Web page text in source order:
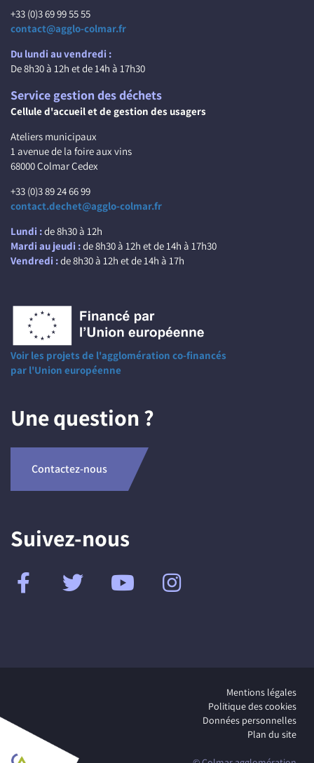
+33 (0)3 69 99 55 55
contact@agglo-colmar.fr
Du lundi au vendredi :
De 8h30 à 12h et de 14h à 17h30
Service gestion des déchets
Cellule d'accueil et de gestion des usagers
Ateliers municipaux
1 avenue de la foire aux vins
68000 Colmar Cedex
+33 (0)3 89 24 66 99
contact.dechet@agglo-colmar.fr
Lundi :de 8h30 à 12h
Mardi au jeudi :de 8h30 à 12h et de 14h à 17h30
Vendredi :de 8h30 à 12h et de 14h à 17h
Voir les projets de l'agglomération co-financés
par l'Union européenne
Une question ?
Contactez-nous
Suivez-nous
Mentions légales
Politique des cookies
Données personnelles
Plan du site